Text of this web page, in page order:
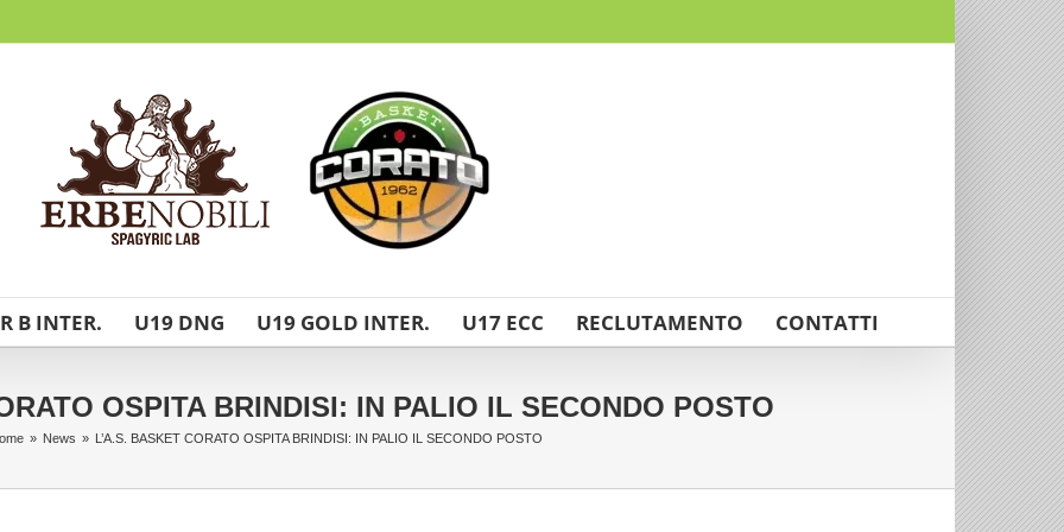
B INTER. U19 DNG U19 GOLD INTER. U17 ECC RECLUTAMENTO CONTATTI
OSPITA BRINDISI: IN PALIO IL SECONDO POSTO
» News » L’A.S. BASKET CORATO OSPITA BRINDISI: IN PALIO IL SECONDO POSTO